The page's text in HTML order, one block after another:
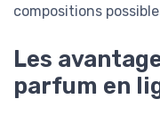
compositions
Les
parfum en